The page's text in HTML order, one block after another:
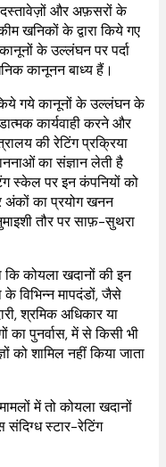
दस्तावेज़ों और अफ़सरों के
खनिकों के द्वारा किये गए
के उल्लंघन पर पर्दा
कानूनन बाध्य हैं।
किये गये कानूनों के उल्लंघन के
कार्यवाही करने और
की रेटिंग प्रक्रिया
का संज्ञान लेती है
स्केल पर इन कंपनियों को
अंकों का प्रयोग खनन
तौर पर साफ़-सुथरा
कोयला खदानों की इन
के विभिन्न मापदंडों, जैसे
श्रमिक अधिकार या
पुनर्वास, में से किसी भी
को शामिल नहीं किया जाता
में तो कोयला खदानों
संदिग्ध स्टार-रेटिंग